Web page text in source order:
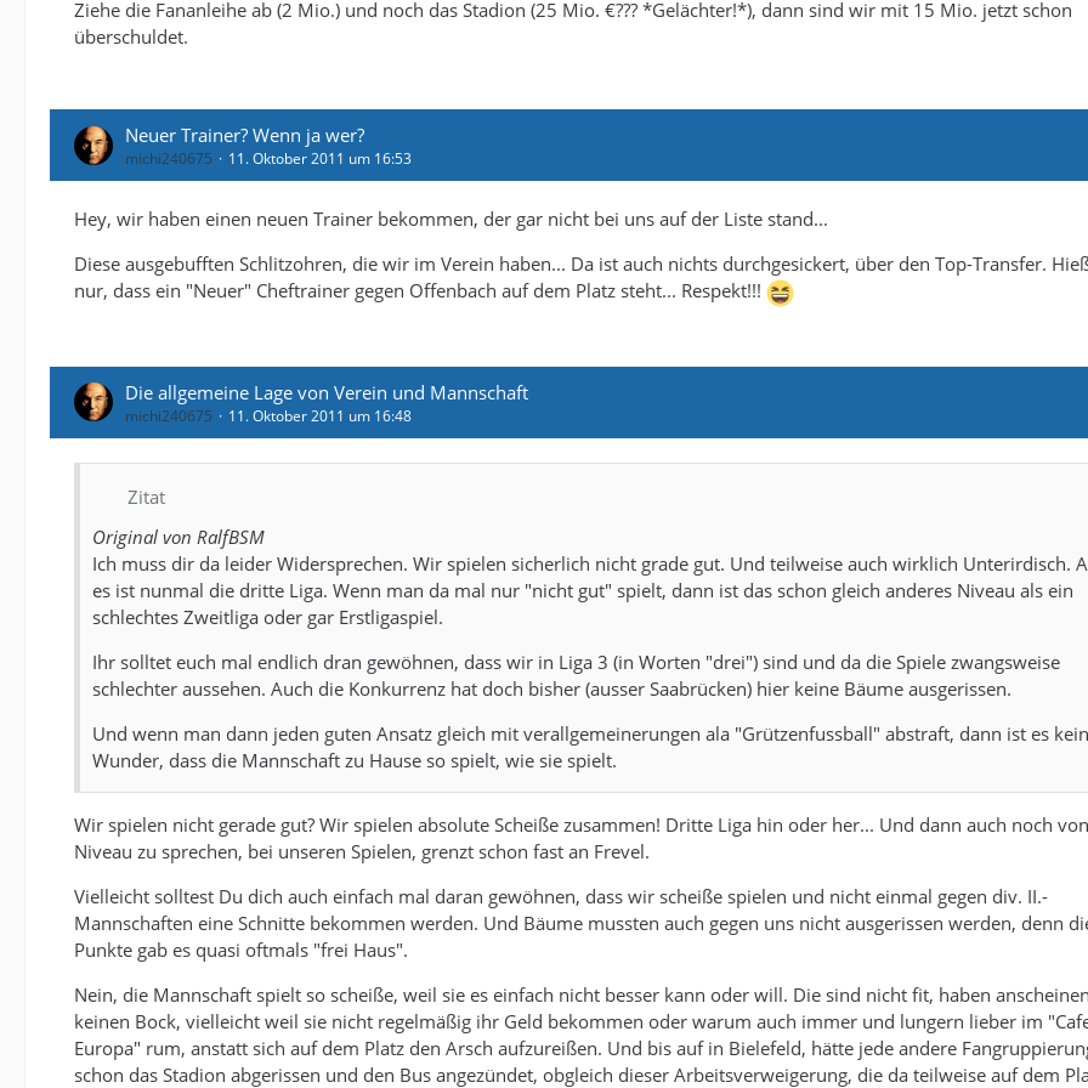
Ziehe die Fananleihe ab (2 Mio.) und noch das Stadion (25 Mio. €??? *Gelächter!*), dann sind wir mit 15 Mio. jetzt schon
überschuldet.
Neuer Trainer? Wenn ja wer?
michi240675 11. Oktober 2011 um 16:53
Hey, wir haben einen neuen Trainer bekommen, der gar nicht bei uns auf der Liste stand...
Diese ausgebufften Schlitzohren, die wir im Verein haben... Da ist auch nichts durchgesickert, über den Top-Transfer.
nur, dass ein "Neuer" Cheftrainer gegen Offenbach auf dem Platz steht... Respekt!!!
Die allgemeine Lage von Verein und Mannschaft
michi240675 11. Oktober 2011 um 16:48
Zitat
Original von RalfBSM
Ich muss dir da leider Widersprechen. Wir spielen sicherlich nicht grade gut. Und teilweise auch wirklich Unterirdisch.
es ist nunmal die dritte Liga. Wenn man da mal nur "nicht gut" spielt, dann ist das schon gleich anderes Niveau als ein
schlechtes Zweitliga oder gar Erstligaspiel.
Ihr solltet euch mal endlich dran gewöhnen, dass wir in Liga 3 (in Worten "drei") sind und da die Spiele zwangsweise
schlechter aussehen. Auch die Konkurrenz hat doch bisher (ausser Saabrücken) hier keine Bäume ausgerissen.
Und wenn man dann jeden guten Ansatz gleich mit verallgemeinerungen ala "Grützenfussball" abstraft, dann ist es kein
Wunder, dass die Mannschaft zu Hause so spielt, wie sie spielt.
Wir spielen nicht gerade gut? Wir spielen absolute Scheiße zusammen! Dritte Liga hin oder her... Und dann auch noch von
Niveau zu sprechen, bei unseren Spielen, grenzt schon fast an Frevel.
Vielleicht solltest Du dich auch einfach mal daran gewöhnen, dass wir scheiße spielen und nicht einmal gegen div. II.-
Mannschaften eine Schnitte bekommen werden. Und Bäume mussten auch gegen uns nicht ausgerissen werden, denn
Punkte gab es quasi oftmals "frei Haus".
Nein, die Mannschaft spielt so scheiße, weil sie es einfach nicht besser kann oder will. Die sind nicht fit, haben
keinen Bock, vielleicht weil sie nicht regelmäßig ihr Geld bekommen oder warum auch immer und lungern lieber im
Europa" rum, anstatt sich auf dem Platz den Arsch aufzureißen. Und bis auf in Bielefeld, hätte jede andere
schon das Stadion abgerissen und den Bus angezündet, obgleich dieser Arbeitsverweigerung, die da teilweise auf dem